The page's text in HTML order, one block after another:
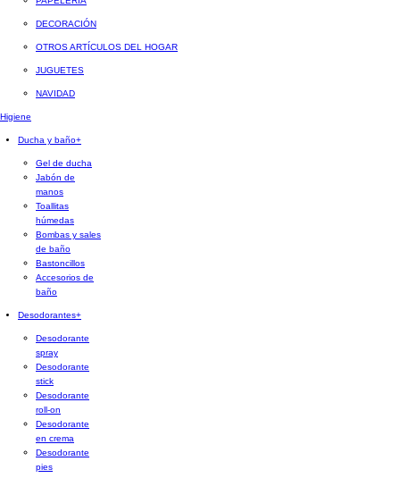
DECORACIÓN
OTROS ARTÍCULOS DEL HOGAR
JUGUETES
NAVIDAD
Higiene
Ducha y baño+
Gel de ducha
Jabón de
manos
Toallitas
húmedas
Bombas y sales
de baño
Bastoncillos
Accesorios de
baño
Desodorantes+
Desodorante
spray
Desodorante
stick
Desodorante
roll-on
Desodorante
en crema
Desodorante
pies